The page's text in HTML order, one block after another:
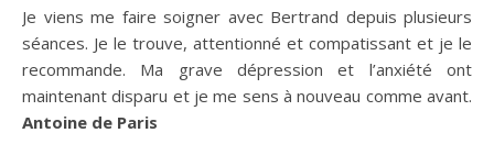
Je viens me faire soigner avec Bertrand depuis plusieurs
séances. Je le trouve, attentionné et compatissant et je le
recommande. Ma grave dépression et l’anxiété ont
maintenant disparu et je me sens à nouveau comme avant.
Antoine de Paris